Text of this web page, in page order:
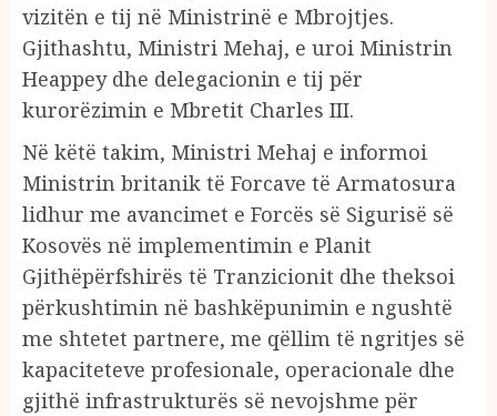
vizitën e tij në Ministrinë e Mbrojtjes.
Gjithashtu, Ministri Mehaj, e uroi Ministrin
Heappey dhe delegacionin e tij për
kurorëzimin e Mbretit Charles III.
Në këtë takim, Ministri Mehaj e informoi
Ministrin britanik të Forcave të Armatosura
lidhur me avancimet e Forcës së Sigurisë së
Kosovës në implementimin e Planit
Gjithëpërfshirës të Tranzicionit dhe theksoi
përkushtimin në bashkëpunimin e ngushtë
me shtetet partnere, me qëllim të ngritjes së
kapaciteteve profesionale, operacionale dhe
gjithë infrastrukturës së nevojshme për